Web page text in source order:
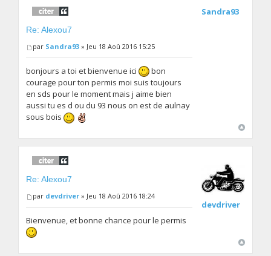
Re: Alexou7
par Sandra93 » Jeu 18 Aoû 2016 15:25
bonjours a toi et bienvenue ici
bon
courage pour ton permis moi suis toujours
en sds pour le moment mais j aime bien
aussi tu es d ou du 93 nous on est de aulnay
sous bois
Sandra93
Re: Alexou7
par devdriver » Jeu 18 Aoû 2016 18:24
Bienvenue, et bonne chance pour le permis
devdriver